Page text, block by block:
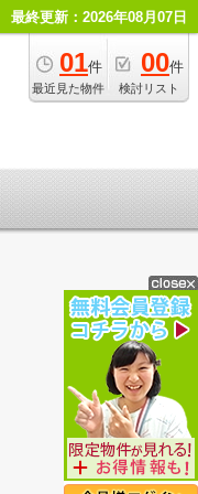
最終更新：2026年08月07日
01件
最近見た物件
00件
検討リスト